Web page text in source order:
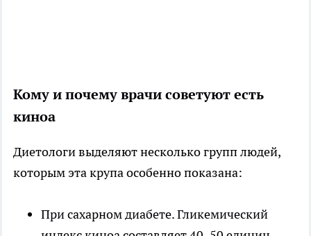
Кому и почему врачи советуют есть
киноа
Диетологи выделяют несколько групп людей,
которым эта крупа особенно показана:
При сахарном диабете. Гликемический